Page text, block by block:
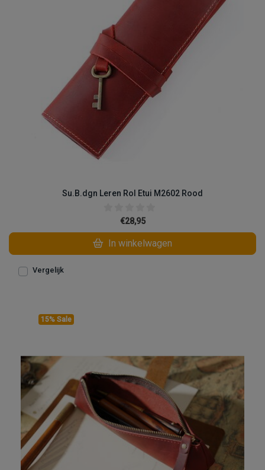
Su.B.dgn Leren Rol Etui M2602 Rood
€28,95
In winkelwagen
Vergelijk
15% Sale